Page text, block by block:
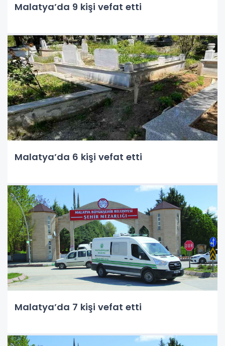
Malatya’da 9 kişi vefat etti
Malatya’da 6 kişi vefat etti
Malatya’da 7 kişi vefat etti